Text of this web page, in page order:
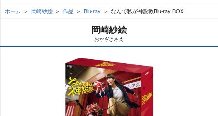
ホーム 岡崎紗絵 作品 Blu-ray なんで私が神説教Blu-ray BOX
岡崎紗絵
おかざきさえ